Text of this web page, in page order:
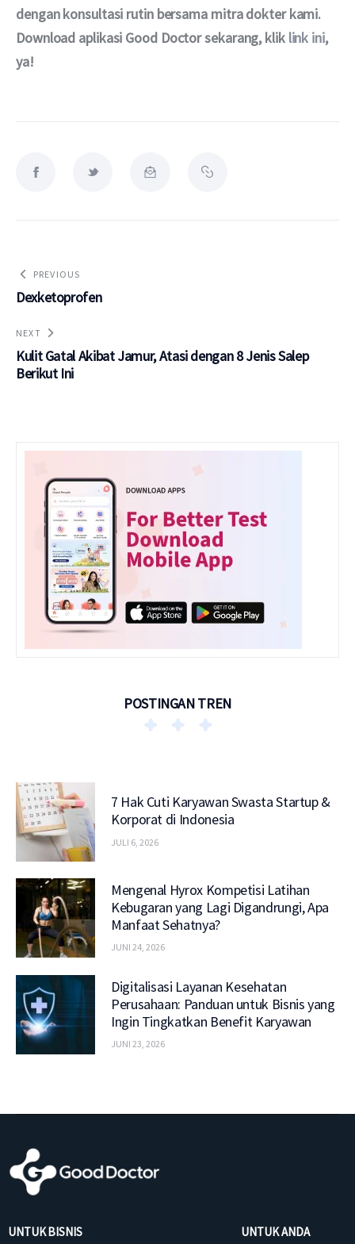
dengan konsultasi rutin bersama mitra dokter kami.
Download aplikasi Good Doctor sekarang, klik link ini,
ya!
PREVIOUS
Dexketoprofen
NEXT
Kulit Gatal Akibat Jamur, Atasi dengan 8 Jenis Salep
Berikut Ini
POSTINGAN TREN
7 Hak Cuti Karyawan Swasta Startup &
Korporat di Indonesia
JULI 6, 2026
Mengenal Hyrox Kompetisi Latihan
Kebugaran yang Lagi Digandrungi, Apa
Manfaat Sehatnya?
JUNI 24, 2026
Digitalisasi Layanan Kesehatan
Perusahaan: Panduan untuk Bisnis yang
Ingin Tingkatkan Benefit Karyawan
JUNI 23, 2026
UNTUK BISNIS UNTUK ANDA